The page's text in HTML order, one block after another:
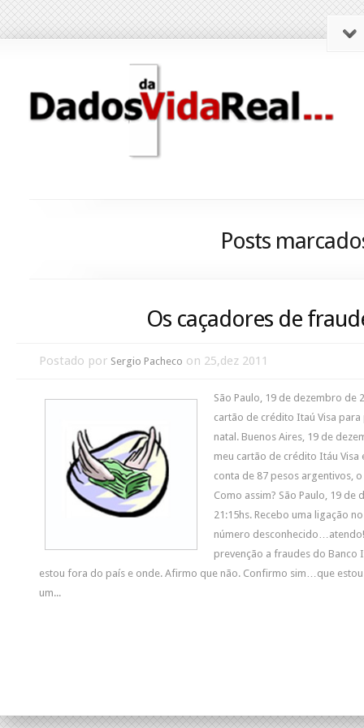
Posts
Os caçadores de
Postado por Sergio Pacheco on 25,dez 2011
São Paulo, 19 de dezembro de
cartão de crédito Itaú Visa
natal. Buenos Aires, 19 de
meu cartão de crédito Itáu
conta de 87 pesos argentivos,
Como assim? São Paulo, 19 de
21:15hs. Recebo uma ligação
número
prevenção a fraudes do Banco
estou fora do país e onde. Afirmo que não. Confirmo sim…que estou
um...